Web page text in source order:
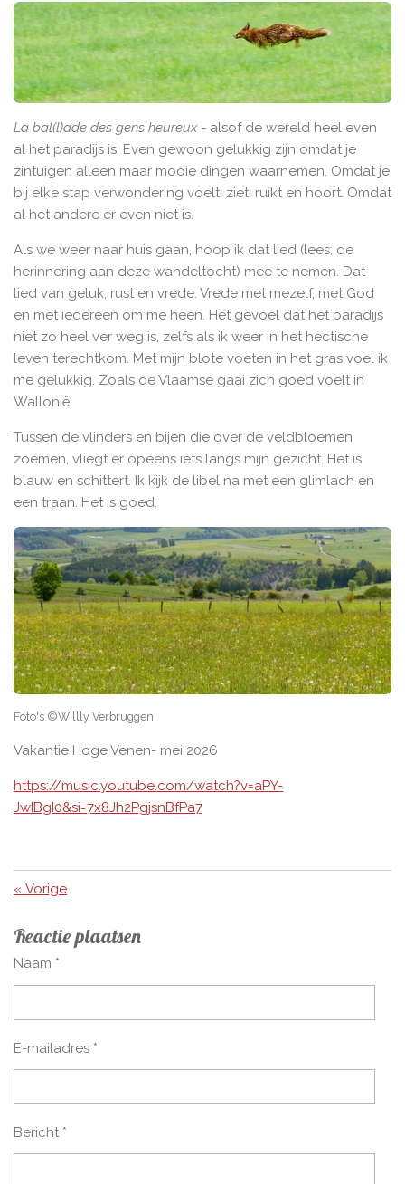
La bal(l)ade des gens heureux- alsof de wereld heel even
al het paradijs is. Even gewoon gelukkig zijn omdat je
zintuigen alleen maar mooie dingen waarnemen. Omdat je
bij elke stap verwondering voelt, ziet, ruikt en hoort. Omdat
al het andere er even niet is.
Als we weer naar huis gaan, hoop ik dat lied (lees: de
herinnering aan deze wandeltocht) mee te nemen. Dat
lied van geluk, rust en vrede. Vrede met mezelf, met God
en met iedereen om me heen. Het gevoel dat het paradijs
niet zo heel ver weg is, zelfs als ik weer in het hectische
leven terechtkom. Met mijn blote voeten in het gras voel ik
me gelukkig. Zoals de Vlaamse gaai zich goed voelt in
Wallonië.
Tussen de vlinders en bijen die over de veldbloemen
zoemen, vliegt er opeens iets langs mijn gezicht. Het is
blauw en schittert. Ik kijk de libel na met een glimlach en
een traan. Het is goed.
Foto's ©Willly Verbruggen
Vakantie Hoge Venen- mei 2026
https://music.youtube.com/watch?v=aPY-
JwIBgI0&si=7x8Jh2PgjsnBfPa7
« Vorige
Reactie plaatsen
Naam *
E-mailadres *
Bericht *